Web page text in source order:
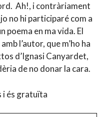
Ah!, i contràriament
jo no hi participaré com a
poema en ma vida. El
l’autor, que m’ho ha
d’Ignasi Canyardet,
de no donar la cara.
i és gratuïta